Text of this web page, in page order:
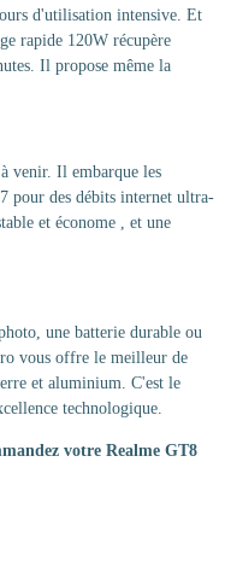
d'utilisation intensive. Et
rapide 120W récupère
Il propose même la
venir. Il embarque les
pour des débits internet ultra-
et économe , et une
une batterie durable ou
vous offre le meilleur de
et aluminium. C'est le
technologique.
votre Realme GT8